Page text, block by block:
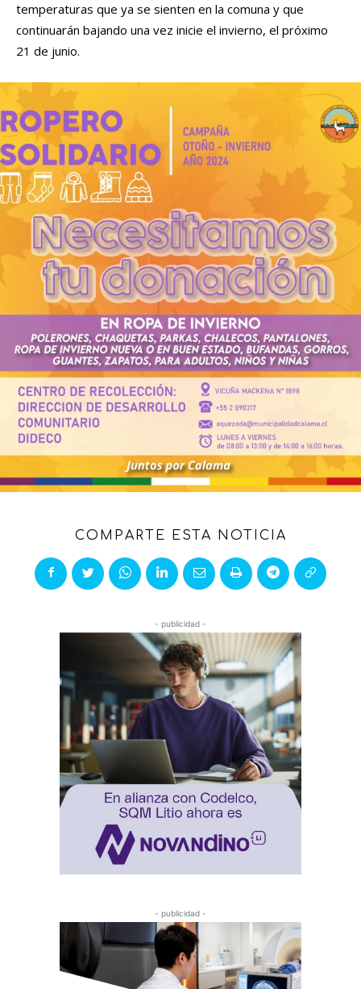
temperaturas que ya se sienten en la comuna y que
continuarán bajando una vez inicie el invierno, el próximo
21 de junio.
COMPARTE ESTA NOTICIA
- publicidad -
- publicidad -